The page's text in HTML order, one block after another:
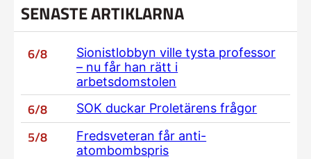
SENASTE ARTIKLARNA
6/8
Sionistlobbyn ville tysta professor
– nu får han rätt i
arbetsdomstolen
6/8 SOK duckar Proletärens frågor
5/8
Fredsveteran får anti-
atombombspris